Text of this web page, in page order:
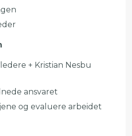
+ Kristian Nesbu
ansvaret
og evaluere arbeidet